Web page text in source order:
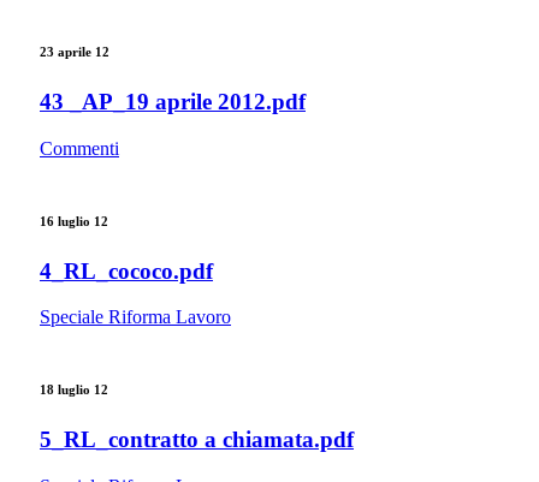
23 aprile 12
43 _AP_19 aprile 2012.pdf
Commenti
16 luglio 12
4_RL_cococo.pdf
Speciale Riforma Lavoro
18 luglio 12
5_RL_contratto a chiamata.pdf